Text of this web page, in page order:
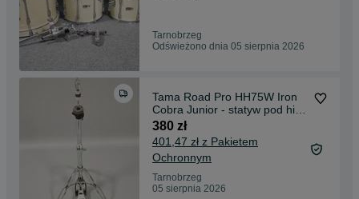
Tarnobrzeg
Odświeżono dnia 05 sierpnia 2026
Tama Road Pro HH75W Iron
Cobra Junior - statyw pod hi-
hat
380 zł
401,47 zł z Pakietem
Ochronnym
Tarnobrzeg
05 sierpnia 2026